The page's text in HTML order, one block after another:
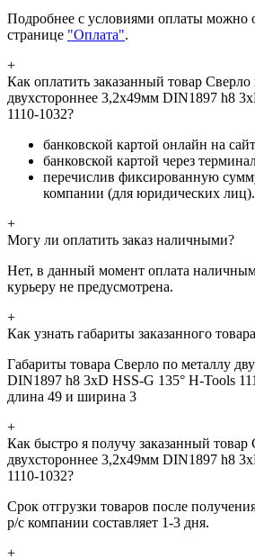
Подробнее с условиями оплаты можно
странице "Оплата".
+
Как оплатить заказанный товар Сверло
двухстороннее 3,2x49мм DIN1897 h8
1110-1032?
банковской картой онлайн на
банковской картой через
перечислив фиксированную
компании (для юридических лиц).
+
Могу ли оплатить заказ наличными?
Нет, в данный момент оплата
курьеру не предусмотрена.
+
Как узнать габариты заказанного
Габариты товара Сверло по металлу
DIN1897 h8 3xD HSS-G 135° H-Tools
длина 49 и ширина 3
+
Как быстро я получу заказанный товар
двухстороннее 3,2x49мм DIN1897 h8
1110-1032?
Срок отгрузки товаров после
р/с компании составляет 1-3 дня.
+